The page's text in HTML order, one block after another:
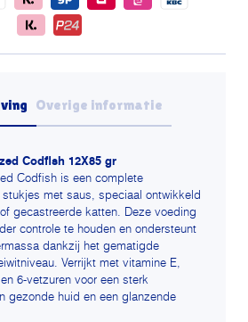
Overige informatie
Codfish 12X85 gr
Codfish is een complete
met saus, speciaal ontwikkeld
gecastreerde katten. Deze voeding
controle te houden en ondersteunt
dankzij het gematigde
Verrijkt met vitamine E,
6-vetzuren voor een sterk
gezonde huid en een glanzende